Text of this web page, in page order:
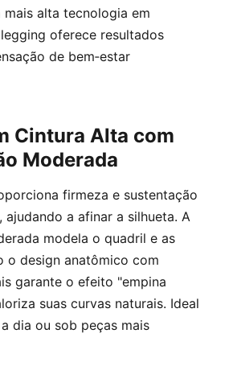
alta tecnologia em
oferece resultados
de bem‑estar
Cintura Alta com
Moderada
firmeza e sustentação
ajudando a afinar a silhueta. A
modela o quadril e as
o design anatômico com
garante o efeito "empina
suas curvas naturais. Ideal
dia ou sob peças mais